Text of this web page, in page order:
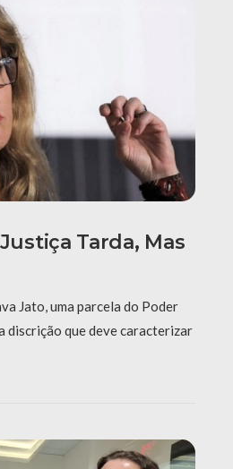
Tarda, Mas
Jato, uma parcela do Poder
discrição que deve caracterizar